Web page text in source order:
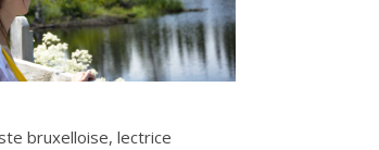
bruxelloise, lectrice